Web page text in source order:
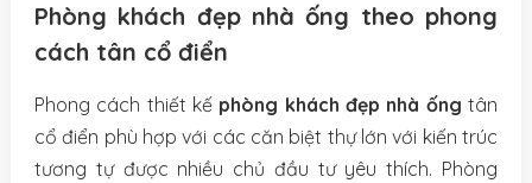
Phòng khách đẹp nhà ống theo phong
cách tân cổ điển
Phong cách thiết kếphòng khách đẹp nhà ống tân
cổ điển phù hợp với các căn biệt thự lớn với kiến trúc
tương tự được nhiều chủ đầu tư yêu thích. Phòng